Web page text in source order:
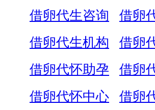
借卵代生咨询
借卵
借卵代生机构
借卵
借卵代怀助孕
借卵
借卵代怀中心
借卵